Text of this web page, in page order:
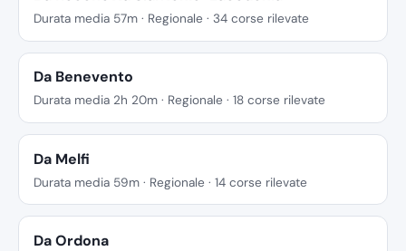
Durata media 57m · Regionale · 34 corse rilevate
Da Benevento
Durata media 2h 20m · Regionale · 18 corse rilevate
Da Melfi
Durata media 59m · Regionale · 14 corse rilevate
Da Ordona